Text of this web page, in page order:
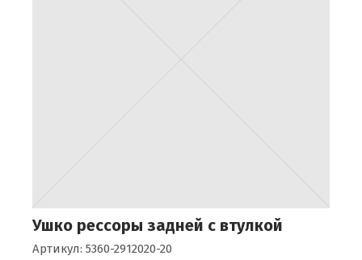
Ушко рессоры задней с втулкой
Артикул: 5360-2912020-20